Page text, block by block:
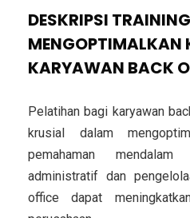
DESKRIPSI TRAINING
MENGOPTIMALKAN
KARYAWAN BACK
Pelatihan bagi karyawan
krusial dalam
pemahaman
administratif dan
office dapat